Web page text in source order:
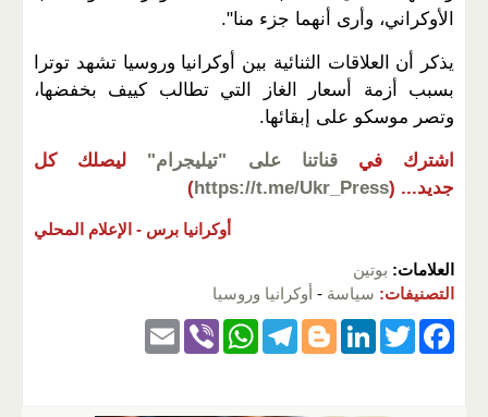
الأوكراني، وأرى أنهما جزء منا".
يذكر أن العلاقات الثنائية بين أوكرانيا وروسيا تشهد توترا
بسبب أزمة أسعار الغاز التي تطالب كييف بخفضها،
وتصر موسكو على إبقائها.
اشترك في قناتنا على "تيليجرام"
ليصلك كل
جديد... (
https://t.me/Ukr_Press
)
أوكرانيا برس - الإعلام المحلي
العلامات: بوتين
التصنيفات: سياسة - أوكرانيا وروسيا
F
T
Li
Bl
T
W
Vi